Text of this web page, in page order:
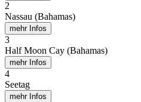
2
Nassau (Bahamas)
mehr Infos
3
Half Moon Cay (Bahamas)
mehr Infos
4
Seetag
mehr Infos